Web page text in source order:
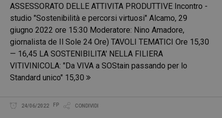
ASSESSORATO DELLE ATTIVITA PRODUTTIVE Incontro -
studio "Sostenibilità e percorsi virtuosi" Alcamo, 29
giugno 2022 ore 15:30 Moderatore: Nino Amadore,
giornalista de Il Sole 24 Ore) TAVOLI TEMATICI Ore 15,30
— 16,45 LA SOSTENIBILITA' NELLA FILIERA
VITIVINICOLA: "Da VIVA a SOStain passando per lo
Standard unico" 15,30
24/06/2022 FP CONDIVIDI